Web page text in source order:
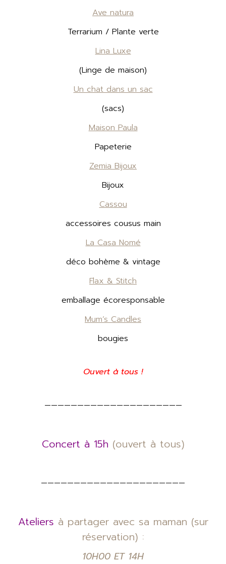
Ave natura
Terrarium / Plante verte
Lina Luxe
(Linge de maison)
Un chat dans un sac
(sacs)
Maison Paula
Papeterie
Zemia Bijoux
Bijoux
Cassou
accessoires cousus main
La Casa Nomé
déco bohème & vintage
Flax & Stitch
emballage écoresponsable
Mum’s Candles
bougies
Ouvert à tous !
—————————————————————
Concert à 15h (ouvert à tous)
——————————————————————
Ateliers à partager avec sa maman (sur
réservation) :
10H00 ET 14H